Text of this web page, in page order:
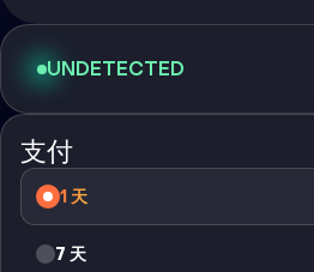
UNDETECTED
支付
1 天
7 天